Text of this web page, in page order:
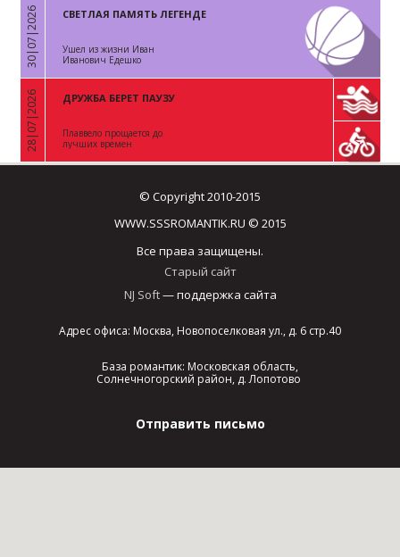
«
30|07|2026 СВЕТЛАЯ ПАМЯТЬ ЛЕГЕНДЕ
Ушел из жизни Иван
Иванович Едешко
«
28|07|2026 ДРУЖБА БЕРЕТ ПАУЗУ
Плаввело прощается до
лучших времен
© Copyright 2010-2015
WWW.SSSROMANTIK.RU © 2015
Все права защищены.
Старый сайт
NJ Soft— поддержка сайта
Адрес офиса: Москва, Новопоселковая ул., д. 6 стр.40
База романтик: Московская область,
Солнечногорский район, д. Лопотово
Отправить письмо